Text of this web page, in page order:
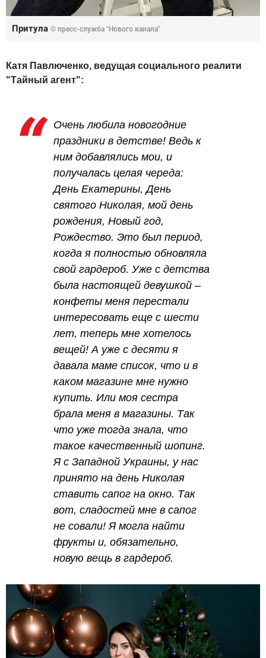
Притула © пресс-служба "Нового канала"
Катя Павлюченко, ведущая социального реалити
"Тайный агент":
Очень любила новогодние
праздники в детстве! Ведь к
ним добавлялись мои, и
получалась целая череда:
День Екатерины, День
святого Николая, мой день
рождения, Новый год,
Рождество. Это был период,
когда я полностью обновляла
свой гардероб. Уже с детства
была настоящей девушкой –
конфеты меня перестали
интересовать еще с шести
лет, теперь мне хотелось
вещей! А уже с десяти я
давала маме список, что и в
каком магазине мне нужно
купить. Или моя сестра
брала меня в магазины. Так
что уже тогда знала, что
такое качественный шопинг.
Я с Западной Украины, у нас
принято на день Николая
ставить сапог на окно. Так
вот, сладостей мне в сапог
не совали! Я могла найти
фрукты и, обязательно,
новую вещь в гардероб.